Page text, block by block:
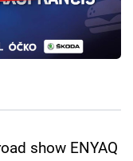
show ENYAQ